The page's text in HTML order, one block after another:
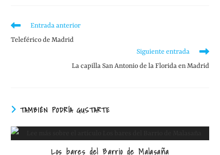
Entrada anterior
Teleférico de Madrid
Siguiente entrada
La capilla San Antonio de la Florida en Madrid
TAMBIÉN PODRÍA GUSTARTE
Los bares del Barrio de Malasaña